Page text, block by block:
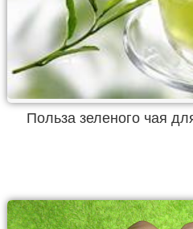
Польза зеленого чая